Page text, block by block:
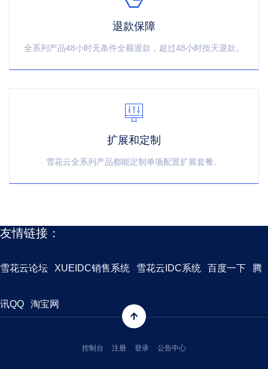
退款保障
全系列产品48小时无条件全额退款，超过48小时按天退款。
扩展和定制
雪花云全系列产品都能定制单项配置扩展套餐。
友情链接：
雪花云论坛 XUEIDC销售系统 雪花云IDC系统 百度一下 腾
讯QQ 淘宝网
控制台 注册 登录 公告中心